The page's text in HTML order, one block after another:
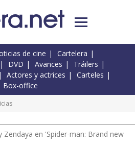
de cine
Cartelera
DVD Avances
Tráilers
Actores y actrices
Carteles
Box-office
Zendaya en 'Spider-man: Brand new